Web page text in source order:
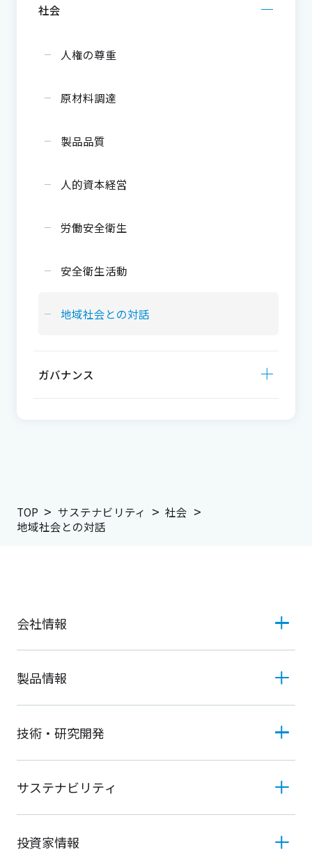
社会
人権の尊重
原材料調達
製品品質
人的資本経営
労働安全衛生
安全衛生活動
地域社会との対話
ガバナンス
TOP サステナビリティ
社会
地域社会との対話
会社情報
製品情報
技術・研究開発
サステナビリティ
投資家情報